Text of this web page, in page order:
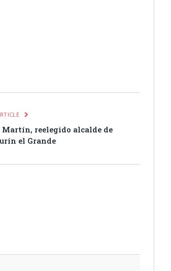
Martín, reelegido alcalde de
el Grande